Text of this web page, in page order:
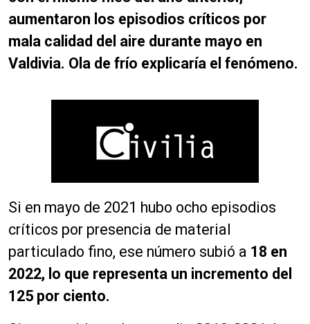
aumentaron los episodios críticos por
mala calidad del aire durante mayo en
Valdivia. Ola de frío explicaría el fenómeno.
Si en mayo de 2021 hubo ocho episodios
críticos por presencia de material
particulado fino, ese número subió a 18 en
2022, lo que representa un incremento del
125 por ciento.